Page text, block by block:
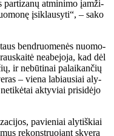
par­ti­za­nų at­mi­ni­mo įam­ži­
įsi­klau­sy­ti“, – sa­ko
ben­druo­me­nės nuo­mo­
ne­abe­jo­ja, kad dėl
ir ne­bū­ti­nai pa­lai­kan­čių
– vie­na la­biau­siai aly­
ak­ty­viai pri­si­dė­jo
pa­vie­niai aly­tiš­kiai
re­konst­ruo­jant skve­rą